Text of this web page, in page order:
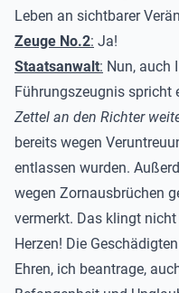
Leben an sichtbarer
Zeuge No.2: Ja!
Staatsanwalt: Nun, auch
Führungszeugnis spricht
Zettel an den Richter
bereits wegen
entlassen wurden.
wegen Zornausbrüchen
vermerkt. Das klingt
Herzen! Die
Ehren, ich beantrage,